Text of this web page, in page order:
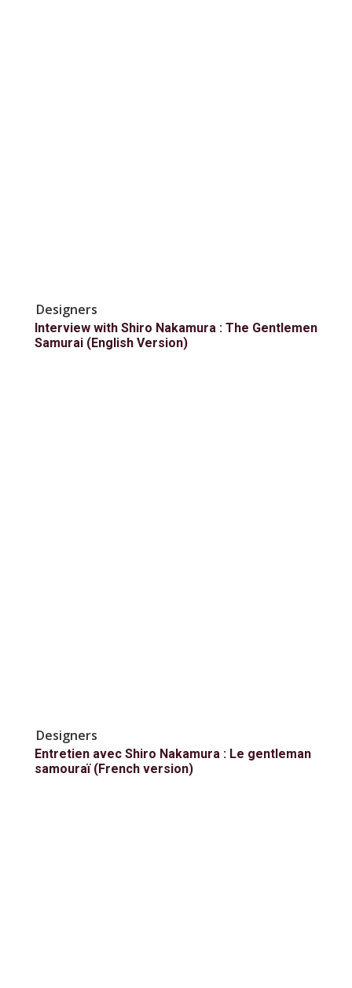
Designers
Interview with Shiro Nakamura : The Gentlemen
Samurai (English Version)
Designers
Entretien avec Shiro Nakamura : Le gentleman
samouraï (French version)